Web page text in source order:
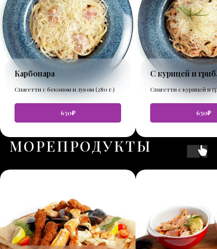
Карбонара
Спагетти с беконом и луком (280 г.)
650₽
С курицей и
Спагетти с курицей и
650₽
МОРЕПРОДУКТЫ